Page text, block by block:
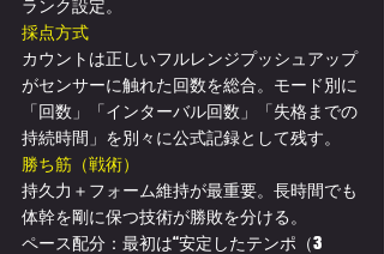
ランク設定。
採点方式
カウントは正しいフルレンジプッシュアップ
がセンサーに触れた回数を総合。モード別に
「回数」「インターバル回数」「失格までの
持続時間」を別々に公式記録として残す。
勝ち筋（戦術）
持久力＋フォーム維持が最重要。長時間でも
体幹を剛に保つ技術が勝敗を分ける。
ペース配分：最初は“安定したテンポ（3